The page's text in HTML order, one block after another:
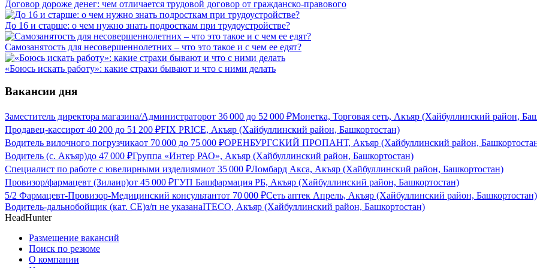
Договор дороже денег: чем отличается трудовой договор от гражданско-правового
До 16 и старше: о чем нужно знать подросткам при трудоустройстве?
Самозанятость для несовершеннолетних – что это такое и с чем ее едят?
«Боюсь искать работу»: какие страхи бывают и что с ними делать
Вакансии дня
Заместитель директора магазина/Администраторот 36 000 до 52 000 ₽Монетка, Торговая сеть, Акъяр (Хайбуллинский район,
Продавец-кассирот 40 200 до 51 200 ₽FIX PRICE, Акъяр (Хайбуллинский район, Башкортостан)
Водитель вилочного погрузчикаот 70 000 до 75 000 ₽ОРЕНБУРГСКИЙ ПРОПАНТ, Акъяр (Хайбуллинский район,
Водитель (с. Акъяр)до 47 000 ₽Группа «Интер РАО», Акъяр (Хайбуллинский район, Башкортостан)
Специалист по работе с ювелирными изделиямиот 35 000 ₽Ломбард Акса, Акъяр (Хайбуллинский район, Башкортостан)
Провизор/фармацевт (Зилаир)от 45 000 ₽ГУП Башфармация РБ, Акъяр (Хайбуллинский район, Башкортостан)
5/2 Фармацевт-Провизор-Медицинский консультантот 70 000 ₽Сеть аптек Апрель, Акъяр (Хайбуллинский район, Башкортостан)
Водитель-дальнобойщик (кат. CE)з/п не указанаITECO, Акъяр (Хайбуллинский район, Башкортостан)
HeadHunter
Размещение вакансий
Поиск по резюме
О компании